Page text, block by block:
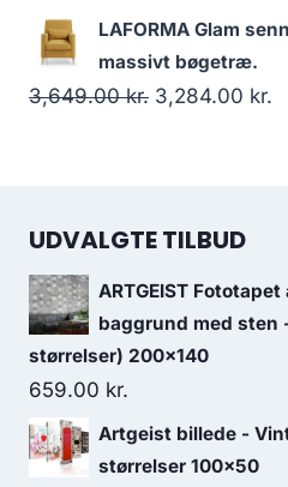
LAFORMA Glam
massivt bøgetræ.
3,649.00kr. 3,284.00 kr.
UDVALGTE TILBUD
ARTGEIST
baggrund med sten
størrelser) 200x140
659.00 kr.
Artgeist billede -
størrelser 100x50